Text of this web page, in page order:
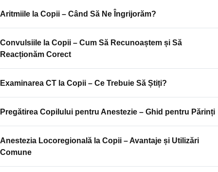
Aritmiile la Copii – Când Să Ne Îngrijorăm?
Convulsiile la Copii – Cum Să Recunoaștem și Să
Reacționăm Corect
Examinarea CT la Copii – Ce Trebuie Să Știți?
Pregătirea Copilului pentru Anestezie – Ghid pentru Părinți
Anestezia Locoregională la Copii – Avantaje și Utilizări
Comune